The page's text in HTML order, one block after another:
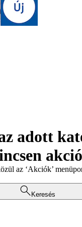
adott
az ‘Akciók’
Keresés